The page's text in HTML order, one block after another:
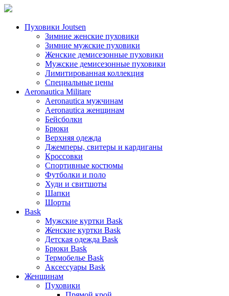
Пуховики Joutsen
Зимние женские пуховики
Зимние мужские пуховики
Женские демисезонные пуховики
Мужские демисезонные пуховики
Лимитированная коллекция
Специальные цены
Aeronautica Militare
Aeronautica мужчинам
Aeronautica женщинам
Бейсболки
Брюки
Верхняя одежда
Джемперы, свитеры и кардиганы
Кроссовки
Спортивные костюмы
Футболки и поло
Худи и свитшоты
Шапки
Шорты
Bask
Мужские куртки Bask
Женские куртки Bask
Детская одежда Bask
Брюки Bask
Термобелье Bask
Аксессуары Bask
Женщинам
Пуховики